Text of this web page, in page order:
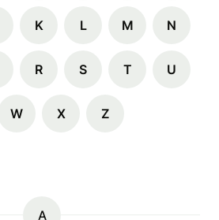
K L M N
R S T U
W X Z
A